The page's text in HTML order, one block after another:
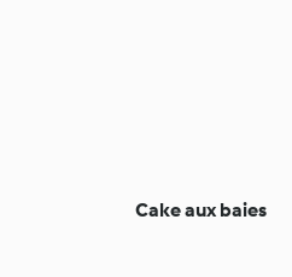
Cake aux baies